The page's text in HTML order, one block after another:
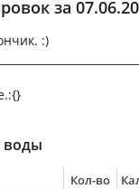
за
:)
воды
Кол-во